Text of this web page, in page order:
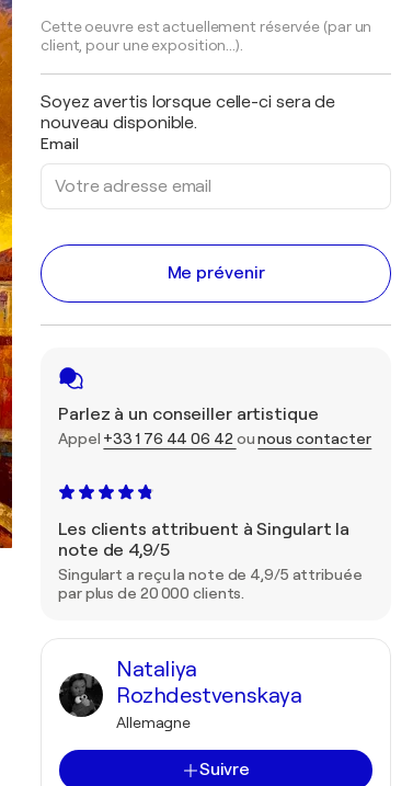
Cette oeuvre est actuellement réservée (par un
client, pour une exposition...).
Soyez avertis lorsque celle-ci sera de
nouveau disponible.
Email
Me prévenir
Parlez à un conseiller artistique
Appel +33 1 76 44 06 42 ounous contacter
Les clients attribuent à Singulart la
note de 4,9/5
Singulart a reçu la note de 4,9/5 attribuée
par plus de 20 000 clients.
Nataliya
Rozhdestvenskaya
Allemagne
Suivre